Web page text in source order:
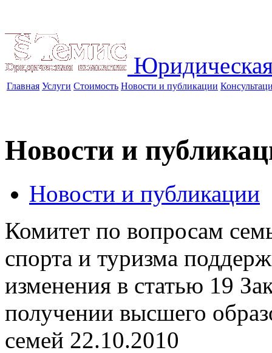
Главная Услуги Стоимость Новости и публикации
Новости и
Новости и публикации
Комитет по вопросам
спорта и туризма
изменения в статью 19
получении высшего
семей 22.10.2010